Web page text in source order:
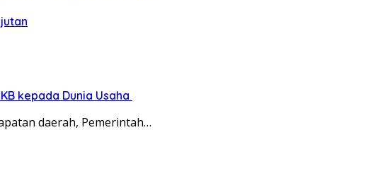
kepada Dunia Usaha
daerah, Pemerintah…